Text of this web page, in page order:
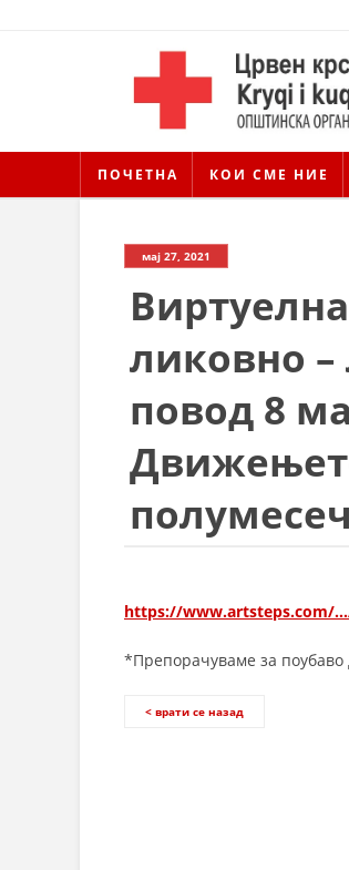
ПОЧЕТНА КОИ СМЕ НИЕ
мај 27, 2021
ликовно –
повод 8
https://www.artsteps.com/
*Препорачуваме за поубаво
< врати се назад